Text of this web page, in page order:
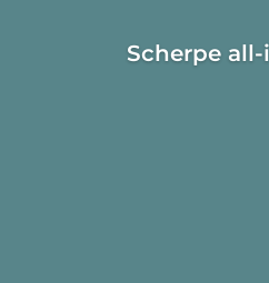
Scherpe